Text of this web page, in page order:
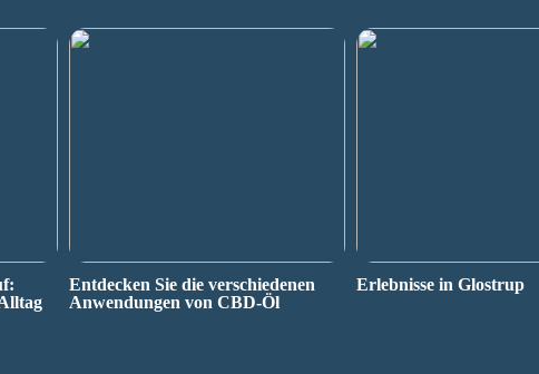
Entdecken Sie die verschiedenen
Anwendungen von CBD-Öl
Erlebnisse in Glostrup